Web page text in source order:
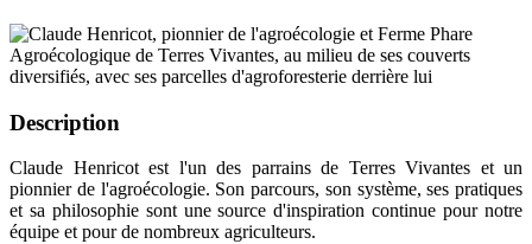
Image
Description
Claude Henricot est l'un des parrains de Terres Vivantes et un
pionnier de l'agroécologie. Son parcours, son système, ses pratiques
et sa philosophie sont une source d'inspiration continue pour notre
équipe et pour de nombreux agriculteurs.